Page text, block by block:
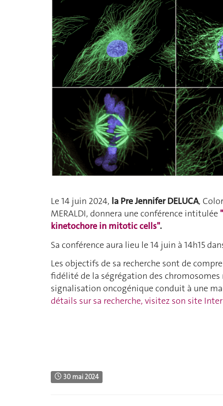
Le 14 juin 2024, la Pre Jennifer DELUCA,
MERALDI, donnera une conférence intitulée "
kinetochore in mitotic cells".
Sa conférence aura lieu le 14 juin à 14h15
Les objectifs de sa recherche sont de
fidélité de la ségrégation des
signalisation oncogénique conduit à une
détails sur sa recherche, visitez son site
30 mai 2024